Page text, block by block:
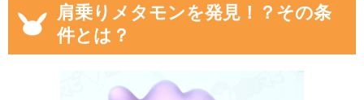
肩乗りメタモンを発見！？その条
件とは？